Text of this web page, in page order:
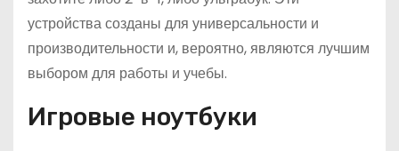
устройства созданы для универсальности и
производительности и, вероятно, являются лучшим
выбором для работы и учебы.
Игровые ноутбуки